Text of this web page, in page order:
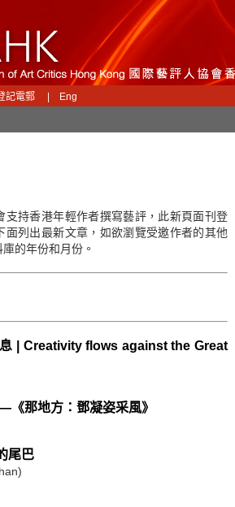
記電郵 Eng
支持香港年輕作者撰寫藝評，此新頁面刊登
面列出最新文章，如欲瀏覽受邀作者的其他
的年份和月份。
| Creativity flows against the Great
《那地方：鄧凝姿采風》
尾巴